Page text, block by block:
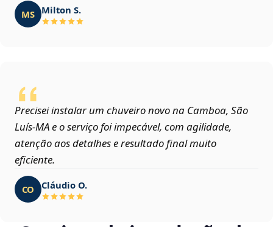
MS Milton S.
Precisei instalar um chuveiro novo na Camboa, São
Luís‑MA e o serviço foi impecável, com agilidade,
atenção aos detalhes e resultado final muito
eficiente.
CO Cláudio O.